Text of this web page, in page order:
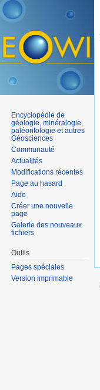
Encyclopédie de
géologie, minéralogie,
paléontologie et autres
Géosciences
Communauté
Actualités
Modifications récentes
Page au hasard
Aide
Créer une nouvelle
page
Galerie des nouveaux
fichiers
Outils
Pages spéciales
Version imprimable